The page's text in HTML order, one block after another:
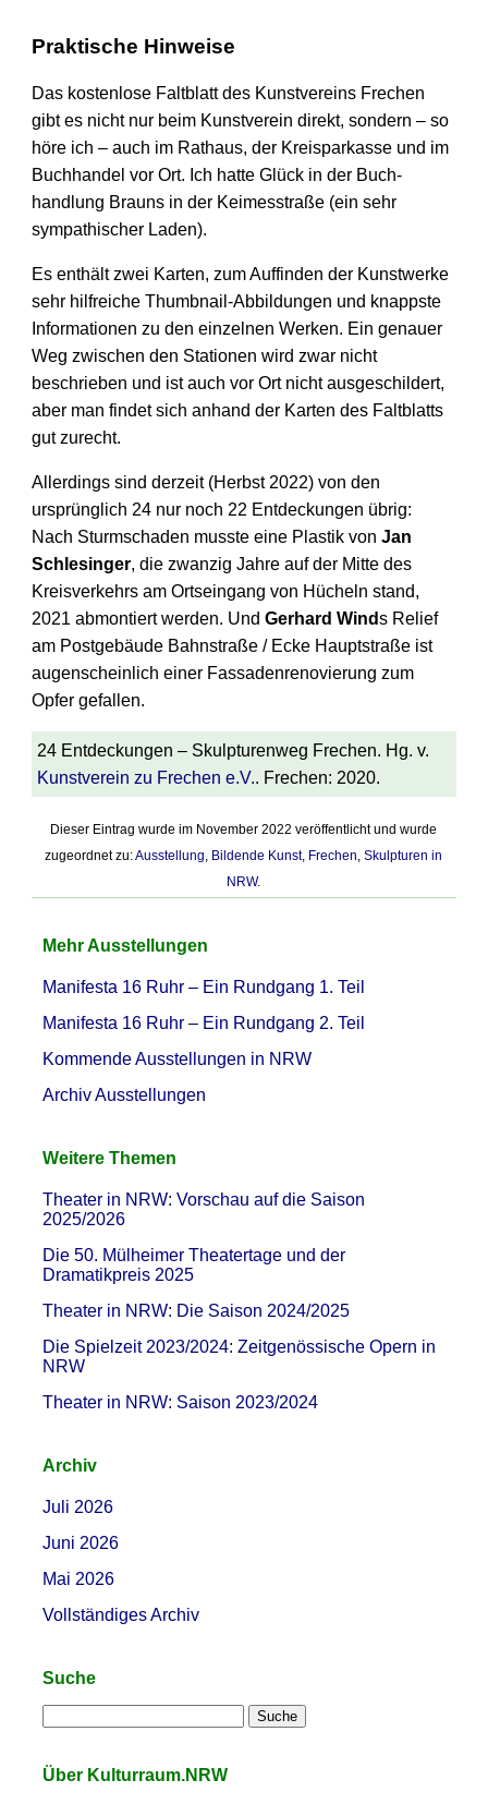
Praktische Hinweise
Das kostenlose Faltblatt des Kunst­vereins Frechen
gibt es nicht nur beim Kunst­verein direkt, sondern – so
höre ich – auch im Rathaus, der Kreis­parkasse und im
Buch­handel vor Ort. Ich hatte Glück in der Buch­
handlung Brauns in der Keimes­straße (ein sehr
sympathischer Laden).
Es enthält zwei Karten, zum Auffinden der Kunst­werke
sehr hilfreiche Thumbnail-Abbildungen und knappste
Informationen zu den einzelnen Werken. Ein genauer
Weg zwischen den Stationen wird zwar nicht
beschrieben und ist auch vor Ort nicht ausgeschildert,
aber man findet sich anhand der Karten des Faltblatts
gut zurecht.
Allerdings sind derzeit (Herbst 2022) von den
ursprüng­lich 24 nur noch 22 Entdeckungen übrig:
Nach Sturm­schaden musste eine Plastik von Jan
Schlesinger, die zwanzig Jahre auf der Mitte des
Kreis­verkehrs am Orts­eingang von Hücheln stand,
2021 abmontiert werden. Und Gerhard Winds Relief
am Post­gebäude Bahnstraße / Ecke Haupt­straße ist
augen­scheinlich einer Fassaden­renovierung zum
Opfer gefallen.
24 Entdeckungen – Skulpturenweg Frechen. Hg. v.
Kunstverein zu Frechen e.V.. Frechen: 2020.
Dieser Eintrag wurde im November 2022 veröffentlicht und wurde
zugeordnet zu:Ausstellung, Bildende Kunst, Frechen,Skulpturen in
NRW.
Mehr Ausstellungen
Manifesta 16 Ruhr – Ein Rundgang 1. Teil
Manifesta 16 Ruhr – Ein Rundgang 2. Teil
Kommende Ausstellungen in NRW
Archiv Ausstellungen
Weitere Themen
Theater in NRW: Vorschau auf die Saison
2025/2026
Die 50. Mülheimer Theatertage und der
Dramatikpreis 2025
Theater in NRW: Die Saison 2024/2025
Die Spielzeit 2023/2024: Zeitgenössische Opern in
NRW
Theater in NRW: Saison 2023/2024
Archiv
Juli 2026
Juni 2026
Mai 2026
Vollständiges Archiv
Suche
Über Kulturraum.NRW